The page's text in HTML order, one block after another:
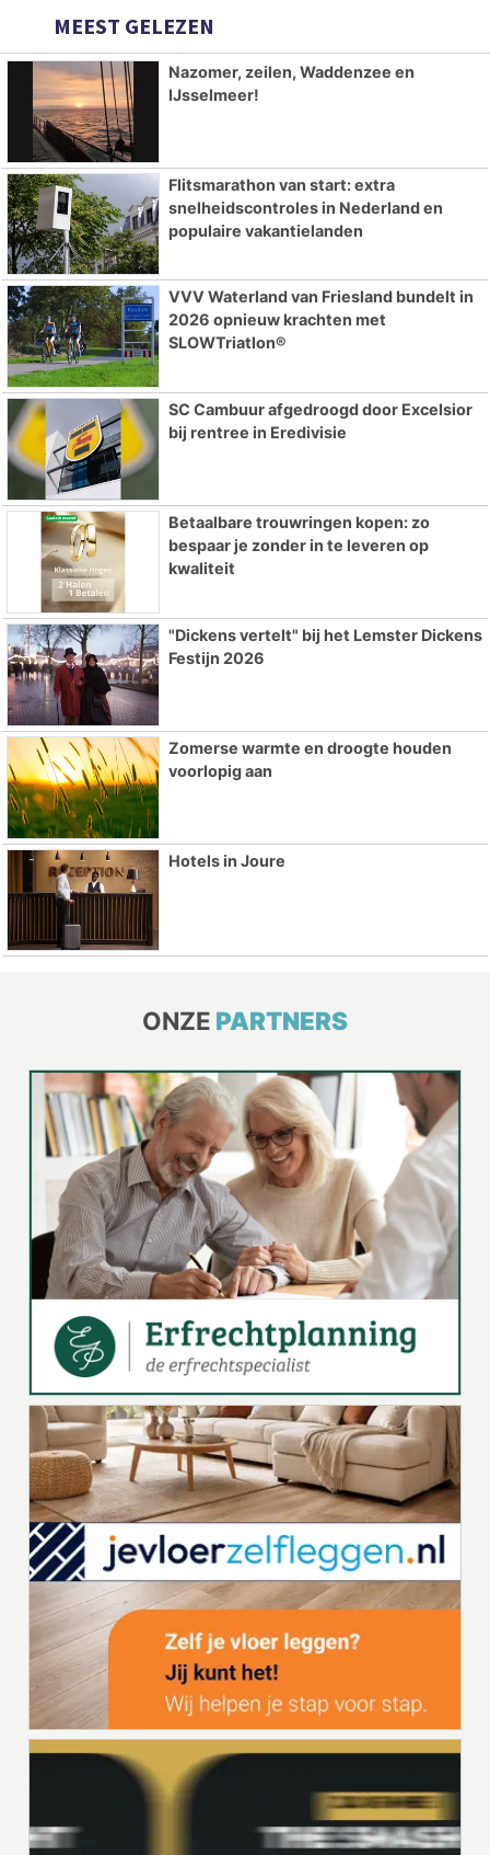
MEEST GELEZEN
Nazomer, zeilen, Waddenzee en
IJsselmeer!
Flitsmarathon van start: extra
snelheidscontroles in Nederland en
populaire vakantielanden
VVV Waterland van Friesland bundelt in
2026 opnieuw krachten met
SLOWTriatlon®
SC Cambuur afgedroogd door Excelsior
bij rentree in Eredivisie
Betaalbare trouwringen kopen: zo
bespaar je zonder in te leveren op
kwaliteit
"Dickens vertelt" bij het Lemster Dickens
Festijn 2026
Zomerse warmte en droogte houden
voorlopig aan
Hotels in Joure
ONZE PARTNERS